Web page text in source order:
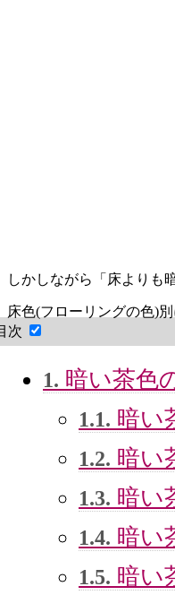
しかしながら「床よりも
床色(フローリングの色)
次
1. 暗い茶色
1.1. 暗い
1.2. 暗い
1.3. 暗い
1.4. 暗い
1.5. 暗い